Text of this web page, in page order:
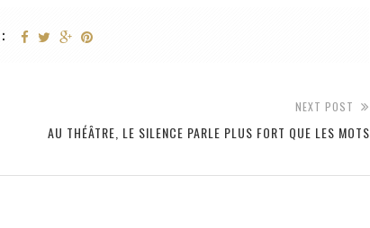
NEXT POST
AU THÉÂTRE, LE SILENCE PARLE PLUS FORT QUE LES MOTS